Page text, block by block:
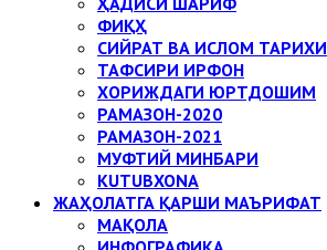
ФИҚҲ
СИЙРАТ ВА ИСЛОМ ТАРИХИ
ТАФСИРИ ИРФОН
ХОРИЖДАГИ ЮРТДОШИМ
РАМАЗОН-2020
РАМАЗОН-2021
МУФТИЙ МИНБАРИ
KUTUBXONA
ЖАҲОЛАТГА ҚАРШИ МАЪРИФАТ
МАҚОЛА